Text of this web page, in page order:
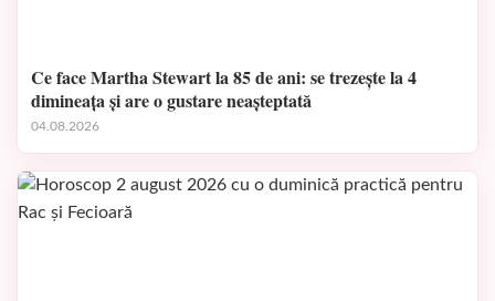
Ce face Martha Stewart la 85 de ani: se trezește la 4
dimineața și are o gustare neașteptată
04.08.2026